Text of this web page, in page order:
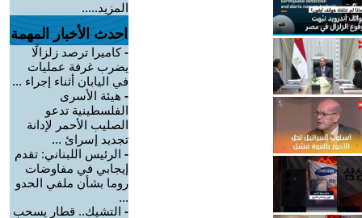
المزيد.....
احدث الأخبار المهمة
-كاميرا ترصد زلزالًا
يضرب غرفة عمليات
في اليابان أثناء إجراء ...
- هيئة الأسرى
الفلسطينية تدعو
الصليب الأحمر لإدانة
تجديد إسرائ ...
- الرئيس اللبناني: تقدم
إيجابي في مفاوضات
روما بشأن ملفي الحدو
...
- التشيك.. قطار يسحب